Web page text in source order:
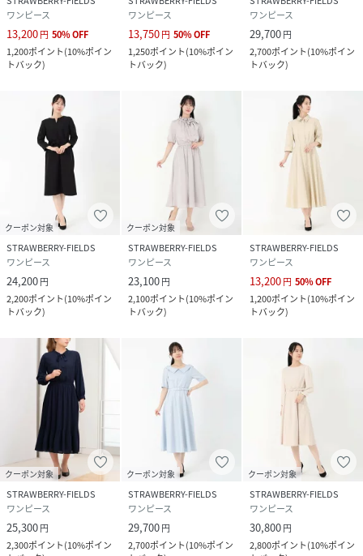
ワンピース
13,200円 50%OFF
1,200ポイント(10%ポイン
トバック)
ワンピース
13,750円 50%OFF
1,250ポイント(10%ポイン
トバック)
ワンピース
29,700円
2,700ポイント(10%ポイン
トバック)
クーポン対象
STRAWBERRY-FIELDS
ワンピース
24,200円
2,200ポイント(10%ポイン
トバック)
クーポン対象
STRAWBERRY-FIELDS
ワンピース
23,100円
2,100ポイント(10%ポイン
トバック)
STRAWBERRY-FIELDS
ワンピース
13,200円 50%OFF
1,200ポイント(10%ポイン
トバック)
クーポン対象
STRAWBERRY-FIELDS
ワンピース
25,300円
2,300ポイント(10%ポイン
クーポン対象
STRAWBERRY-FIELDS
ワンピース
29,700円
2,700ポイント(10%ポイン
クーポン対象
STRAWBERRY-FIELDS
ワンピース
30,800円
2,800ポイント(10%ポイン